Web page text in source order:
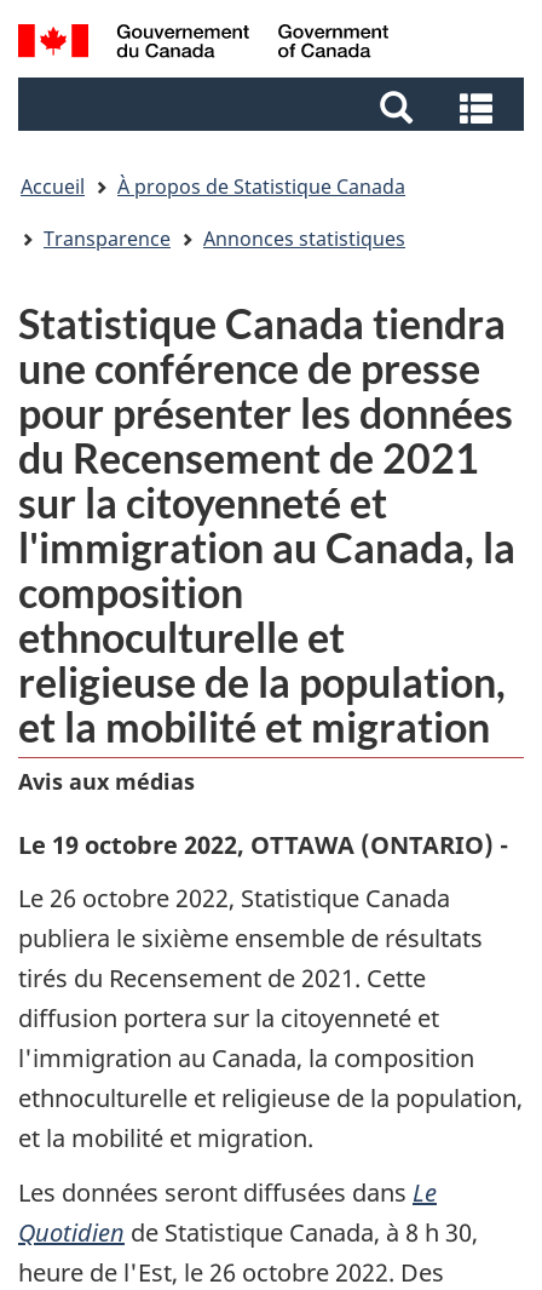
Aller
au
Aller
au
Passer
à
Recherche
et
et
Accueil
À propos de Statistique Canada
Transparence
Annonces statistiques
Statistique Canada tiendra
une conférence de presse
pour présenter les données
du Recensement de 2021
sur la citoyenneté et
l'immigration au Canada, la
composition
ethnoculturelle et
religieuse de la population,
et la mobilité et migration
Avis aux médias
Le 19 octobre 2022, OTTAWA (ONTARIO) -
Le 26 octobre 2022, Statistique Canada
publiera le sixième ensemble de résultats
tirés du Recensement de 2021. Cette
diffusion portera sur la citoyenneté et
l'immigration au Canada, la composition
ethnoculturelle et religieuse de la population,
et la mobilité et migration.
Les données seront diffusées dans Le
Quotidien de Statistique Canada, à 8 h 30,
heure de l'Est, le 26 octobre 2022. Des